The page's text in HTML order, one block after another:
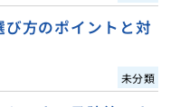
方のポイントと対
未分類